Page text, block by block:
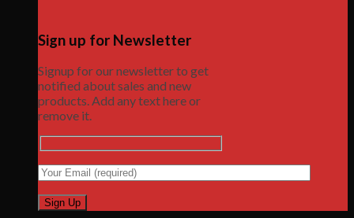
Sign up for Newsletter
Signup for our newsletter to get
notified about sales and new
products. Add any text here or
remove it.